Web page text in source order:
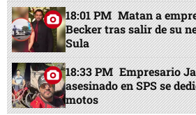
18:01 PM Matan a
Becker tras salir de su
Sula
18:33 PM Empresario
asesinado en SPS se
motos